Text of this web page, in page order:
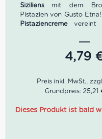
Siziliensmit dem
Pistazien von Gusto
Pistaziencremevereint
einer feinen Süße und
Textur. Perfekt als
Füllung für Gebäck , zum
direkt vom Löffel. Ein
Feinschmecker
4,79
Grundpreis: 25,21
Dieses Produkt ist bald